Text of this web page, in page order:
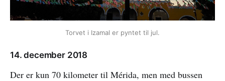
Torvet i Izamal er pyntet til jul.
14. december 2018
Der er kun 70 kilometer til Mérida, men med bussen